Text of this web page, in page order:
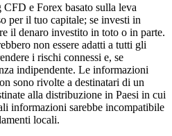
e Forex basato sulla leva
per il tuo capitale; se investi in
il denaro investito in toto o in parte.
non essere adatti a tutti gli
i rischi connessi e, se
indipendente. Le informazioni
sono rivolte a destinatari di un
alla distribuzione in Paesi in cui
informazioni sarebbe incompatibile
locali.